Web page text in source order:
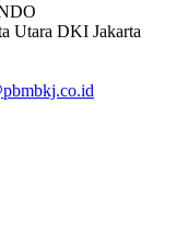
Utara DKI Jakarta